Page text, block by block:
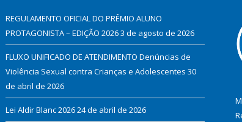
REGULAMENTO OFICIAL DO PRÊMIO ALUNO
PROTAGONISTA – EDIÇÃO 20263 de agosto de 2026
FLUXO UNIFICADO DE ATENDIMENTO Denúncias de
Violência Sexual contra Crianças e Adolescentes 30
de abril de 2026
Lei Aldir Blanc 202624 de abril de 2026